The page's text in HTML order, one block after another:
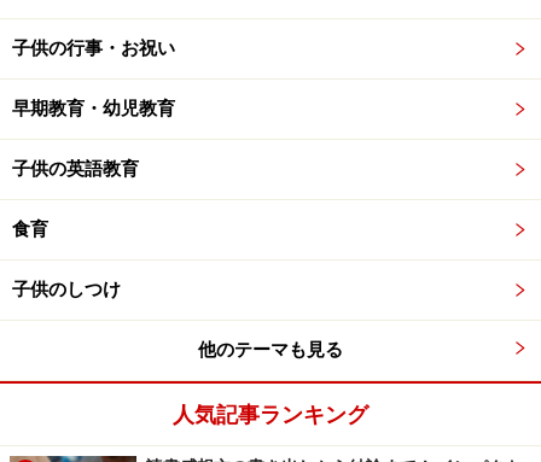
子供の行事・お祝い
早期教育・幼児教育
子供の英語教育
食育
子供のしつけ
他のテーマも見る
人気記事ランキング